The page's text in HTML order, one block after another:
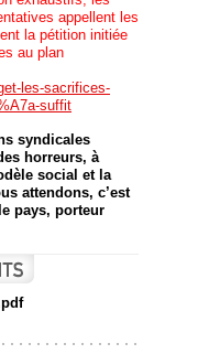
appellent les
la pétition initiée
au plan
les-sacrifices-
suffit
syndicales
horreurs, à
social et la
attendons, c’est
pays, porteur